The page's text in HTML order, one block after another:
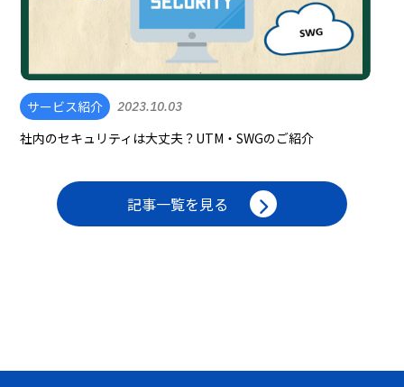
サービス紹介 2023.10.03
社内のセキュリティは大丈夫？UTM・SWGのご紹介
記事一覧を見る